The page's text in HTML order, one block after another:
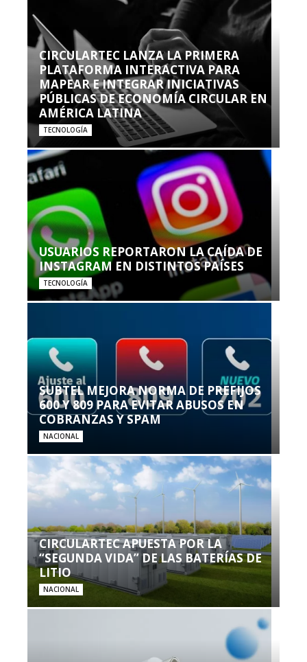
CIRCULARTEC LANZA LA PRIMERA
PLATAFORMA INTERACTIVA PARA
MAPEAR E INTEGRAR INICIATIVAS
PÚBLICAS DE ECONOMÍA CIRCULAR EN
AMÉRICA LATINA
TECNOLOGÍA
USUARIOS REPORTARON LA CAÍDA DE
INSTAGRAM EN DISTINTOS PAÍSES
TECNOLOGÍA
SUBTEL MEJORA NORMA DE PREFIJOS
600 Y 809 PARA EVITAR ABUSOS EN
COBRANZAS Y SPAM
NACIONAL
CIRCULARTEC APUESTA POR LA
“SEGUNDA VIDA” DE LAS BATERÍAS DE
LITIO
NACIONAL